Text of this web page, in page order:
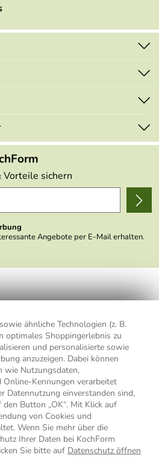
ähnliche Technologien (z. B.
optimales Shoppingerlebnis zu
und personalisierte sowie
anzuzeigen. Dabei können
wie Nutzungsdaten,
Kennungen verarbeitet
Datennutzung einverstanden sind,
Button „OK“. Mit Klick auf
von Cookies und
Wenn Sie mehr über die
Ihrer Daten bei KochForm
Sie bitte auf Datenschutz öffnen
sichern
Angebote per E-Mail erhalten.
nicht an andere Unternehmen
Zwecken wird in anonymer Form
Person geklickt hat. Diese
für die Zukunft widerrufen, indem ich
des Newsletters anklicke oder die
deaktiviere. Die
ich zur Kenntnis genommen.
AGB
Widerrufsformular
widerrufen
bis 49,90 € Bestellwert zzgl.
inkl.Versandkosteninnerhalb